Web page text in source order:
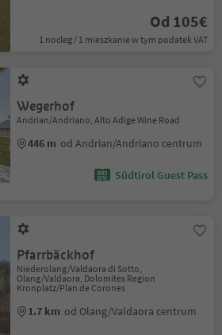
Od 105€
1 nocleg / 1 mieszkanie w tym podatek VAT
Wegerhof
Andrian/Andriano, Alto Adige Wine Road
446 m od Andrian/Andriano centrum
Südtirol Guest Pass
Pfarrbäckhof
Niederolang/Valdaora di Sotto,
Olang/Valdaora, Dolomites Region
Kronplatz/Plan de Corones
1.7 km od Olang/Valdaora centrum